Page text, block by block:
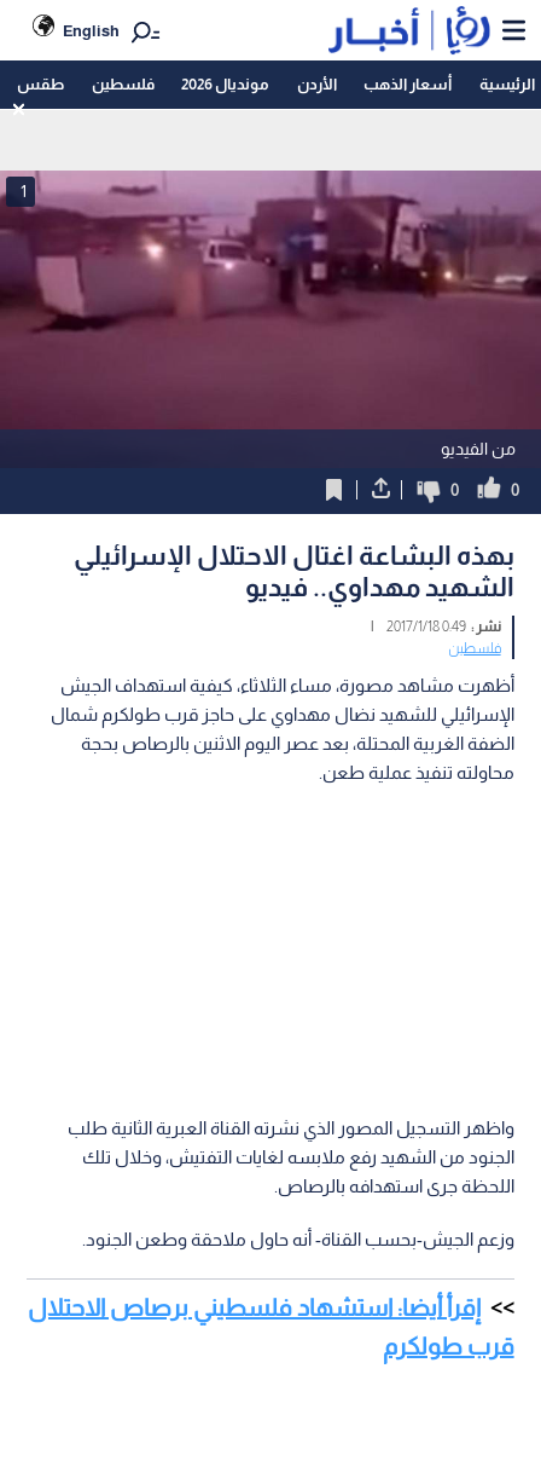
English
الرئيسية أسعار الذهب الأردن مونديال 2026 فلسطين طقس
من الفيديو
1
0
0
بهذه البشاعة اغتال الاحتلال الإسرائيلي
الشهيد مهداوي.. فيديو
نشر :0:49 2017/1/18
|
فلسطين
أظهرت مشاهد مصورة، مساء الثلاثاء، كيفية استهداف الجيش
الإسرائيلي للشهيد نضال مهداوي على حاجز قرب طولكرم شمال
الضفة الغربية المحتلة، بعد عصر اليوم الاثنين بالرصاص بحجة
محاولته تنفيذ عملية طعن.
واظهر التسجيل المصور الذي نشرته القناة العبرية الثانية طلب
الجنود من الشهيد رفع ملابسه لغايات التفتيش، وخلال تلك
اللحظة جرى استهدافه بالرصاص.
وزعم الجيش-بحسب القناة- أنه حاول ملاحقة وطعن الجنود.
إقرأ أيضا: استشهاد فلسطيني برصاص الاحتلال
قرب طولكرم